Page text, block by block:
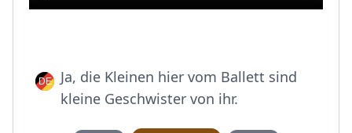
Ja, die Kleinen hier vom Ballett sind
kleine Geschwister von ihr.